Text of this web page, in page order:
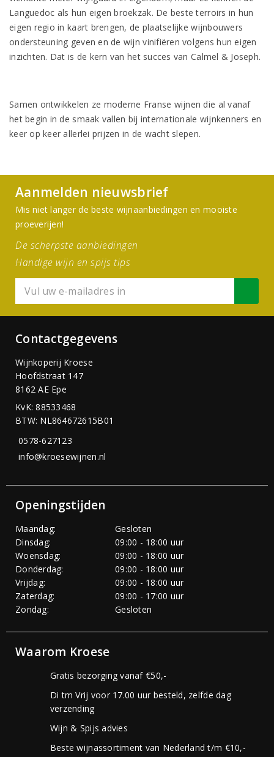
Languedoc als hun eigen broekzak. De beste terroirs in hun
eigen regio in kaart brengen, de plaatselijke wijnbouwers
ondersteuning geven en de wijn vinifiëren volgens hun eigen
inzichten. Dat is de kern van het succes van Calmel & Joseph.
Samen ontwikkelen ze moderne Franse wijnen die al vanaf
het begin in de smaak vallen bij internationale wijnkenners en
keer op keer allerlei prijzen in de wacht slepen.
Aanmelden nieuwsbrief
Mis niet langer de beste wijnaanbiedingen en mooiste
proeverijen!
De scherpste aanbiedingen
Handige wijn en spijs tips
Contactgegevens
Wijnkoperij Kroese
Hoofdstraat 147
8162 AE Epe
KvK: 88533468
BTW: NL864672615B01
0578-627123
info@kroesewijnen.nl
Openingstijden
Maandag:
Gesloten
Dinsdag:
09:00 - 18:00 uur
Woensdag:
09:00 - 18:00 uur
Donderdag:
09:00 - 18:00 uur
Vrijdag:
09:00 - 18:00 uur
Zaterdag:
09:00 - 17:00 uur
Zondag:
Gesloten
Waarom Kroese
Gratis bezorging vanaf €50,-
Di tm Vrij voor 17.00 uur besteld, zelfde dag
verzending
Wijn & Spijs advies
Beste wijnassortiment van Nederland t/m €10,-